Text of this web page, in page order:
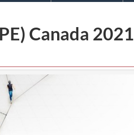
Canada 2021